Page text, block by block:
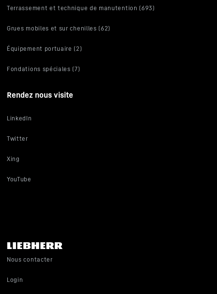
Terrassement et technique de manutention (693)
Grues mobiles et sur chenilles (62)
Équipement portuaire (2)
Fondations spéciales (7)
Rendez nous visite
LinkedIn
Twitter
Xing
YouTube
Nous contacter
Login